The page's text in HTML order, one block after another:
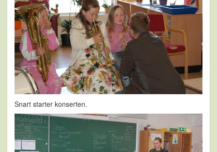
Snart starter konserten.